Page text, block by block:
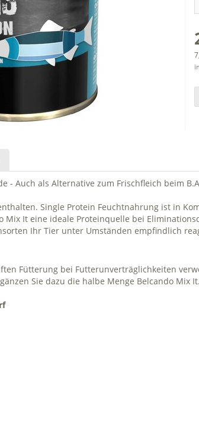
- Auch als Alternative zum Frischfleich beim
Single Protein Feuchtnahrung ist in
Mix It eine ideale Proteinquelle bei
Ihr Tier unter Umständen empfindlich
Fütterung bei Futterunverträglichkeiten
Sie dazu die halbe Menge Belcando Mix It.